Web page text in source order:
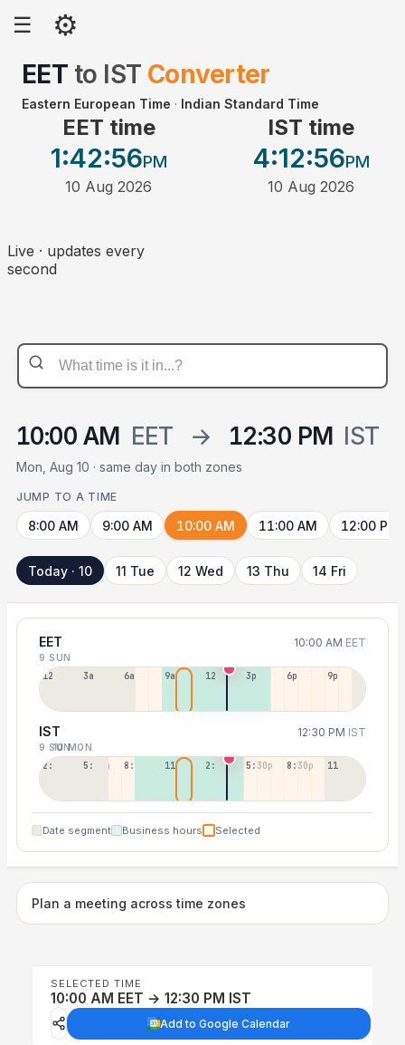
☰ ⚙
EET to IST Converter
Eastern European Time · Indian Standard Time
EET time
1:42:56PM
10 Aug 2026
IST time
4:12:56PM
10 Aug 2026
Live · updates every
second
10:00 AM EET → 12:30 PM IST
Mon, Aug 10 · same day in both zones
JUMP TO A TIME
8:00 AM 9:00 AM 10:00 AM 11:00 AM 12:00 PM
Today · 10 11 Tue 12 Wed 13 Thu 14 Fri
EET 10:00 AM EET
9 SUN
12a 3a 6a 9a 12p 3p 6p 9p
IST 12:30 PM IST
9 SUN
10 MON
2:30a 5:30a 8:30a 11:30a 2:30p 5:30p 8:30p 11:30p
Date segment Business hours Selected
Plan a meeting across time zones
SELECTED TIME
10:00 AM EET → 12:30 PM IST
Add to Google Calendar